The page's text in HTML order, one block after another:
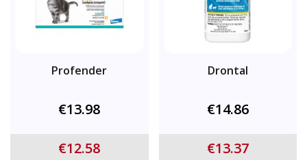
Profender
€13.98
€12.58
Drontal
€14.86
€13.37